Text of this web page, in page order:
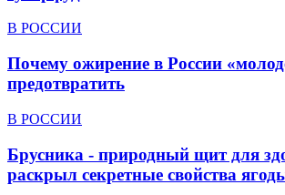
В РОССИИ
Почему ожирение в России
предотвратить
В РОССИИ
Брусника - природный щит для
раскрыл секретные свойства